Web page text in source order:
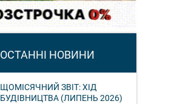
ОСТАННІ НОВИНИ
ЩОМІСЯЧНИЙ ЗВІТ: ХІД
БУДІВНИЦТВА (ЛИПЕНЬ 2026)